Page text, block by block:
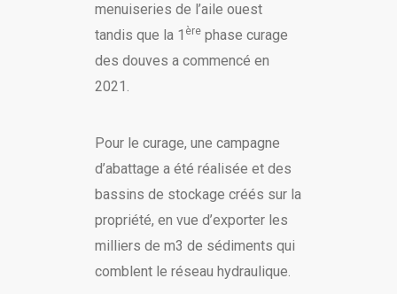
menuiseries de l’aile ouest
tandis que la 1 èrephase curage
des douves a commencé en
2021.
Pour le curage, une campagne
d’abattage a été réalisée et des
bassins de stockage créés sur la
propriété, en vue d’exporter les
milliers de m3 de sédiments qui
comblent le réseau hydraulique.